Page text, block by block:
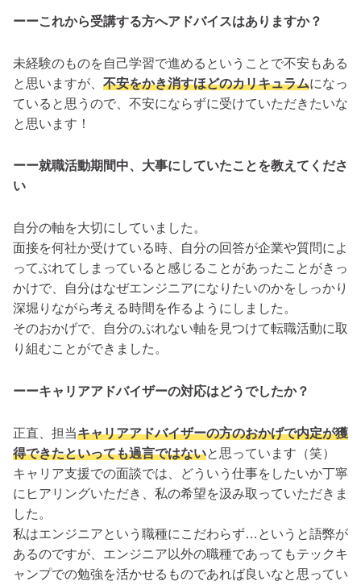
ーーこれから受講する方へアドバイスはありますか？
未経験のものを自己学習で進めるということで不安もある
と思いますが、 不安をかき消すほどのカリキュラムになっ
ていると思うので、不安にならずに受けていただきたいな
と思います！
ーー就職活動期間中、大事にしていたことを教えてくださ
い
自分の軸を大切にしていました。
面接を何社か受けている時、自分の回答が企業や質問によ
ってぶれてしまっていると感じることがあったことがきっ
かけで、自分はなぜエンジニアになりたいのかをしっかり
深堀りながら考える時間を作るようにしました。
そのおかげで、自分のぶれない軸を見つけて転職活動に取
り組むことができました。
ーーキャリアアドバイザーの対応はどうでしたか？
正直、担当キャリアアドバイザーの方のおかげで内定が獲
得できたといっても過言ではないと思っています（笑）
キャリア支援での面談では、どういう仕事をしたいか丁寧
にヒアリングいただき、私の希望を汲み取っていただきま
した。
私はエンジニアという職種にこだわらず…というと語弊が
あるのですが、エンジニア以外の職種であってもテックキ
ャンプでの勉強を活かせるものであれば良いなと思ってい